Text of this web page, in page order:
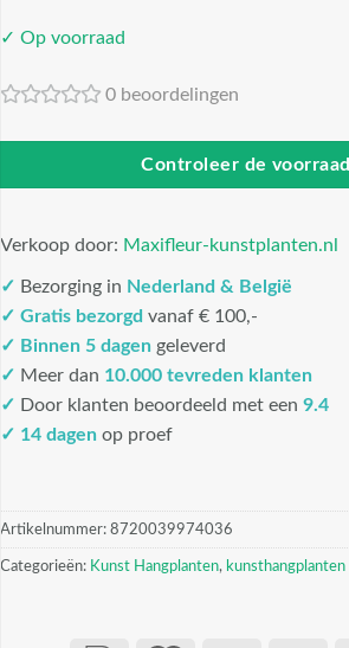
✓ Op voorraad
0 beoordelingen
Controleer de voorraad
Verkoop door: Maxifleur-kunstplanten.nl
✓ Bezorging in Nederland & België
✓ Gratis bezorgd vanaf € 100,-
✓ Binnen 5 dagen geleverd
✓ Meer dan 10.000 tevreden klanten
✓ Door klanten beoordeeld met een 9.4
✓ 14 dagen op proef
Artikelnummer: 8720039974036
Categorieën: Kunst Hangplanten, kunsthangplanten